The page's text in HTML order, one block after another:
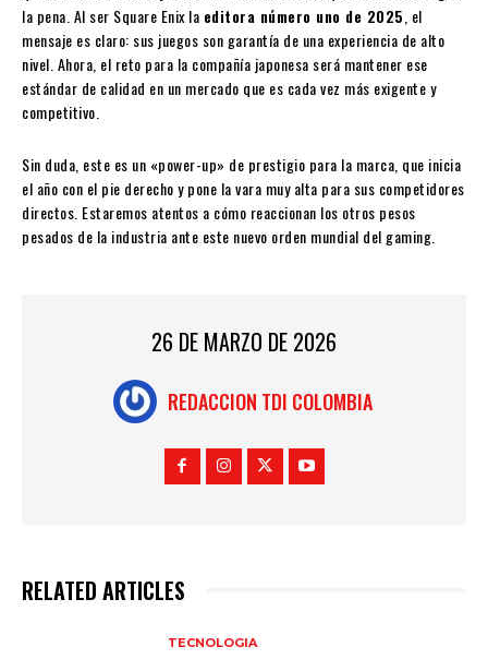
la pena. Al ser Square Enix la editora número uno de 2025 , el
mensaje es claro: sus juegos son garantía de una experiencia de alto
nivel. Ahora, el reto para la compañía japonesa será mantener ese
estándar de calidad en un mercado que es cada vez más exigente y
competitivo.
Sin duda, este es un «power-up» de prestigio para la marca, que inicia
el año con el pie derecho y pone la vara muy alta para sus competidores
directos. Estaremos atentos a cómo reaccionan los otros pesos
pesados de la industria ante este nuevo orden mundial del gaming.
26 DE MARZO DE 2026
REDACCION TDI COLOMBIA
RELATED ARTICLES
TECNOLOGIA